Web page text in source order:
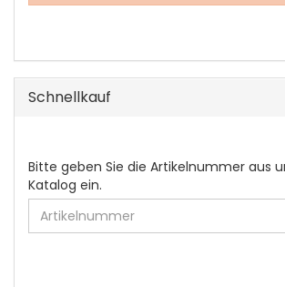
Schnellkauf
BITTE
GEBEN
SIE
DIE
ARTIKELNUMMER
Bitte geben Sie die Artikelnummer aus
Katalog ein.